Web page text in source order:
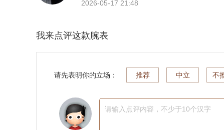
2026-05-17 21:48
我来点评这款腕表
请先表明你的立场： 推荐 中立 不
请输入点评内容，不少于10个汉字